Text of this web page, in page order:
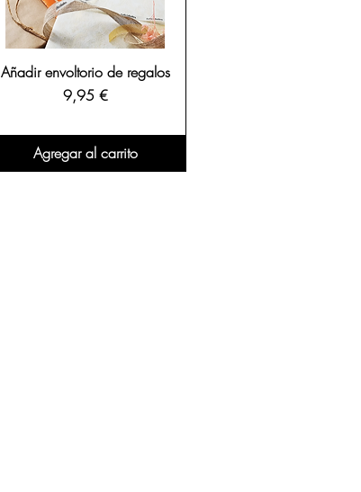
Añadir envoltorio de regalos
Precio
9,95 €
Agregar al carrito